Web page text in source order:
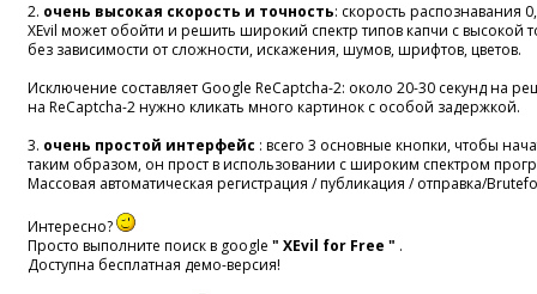
2. очень высокая скорость и точность: скорость распознавания
XEvil может обойти и решить широкий спектр типов капчи с высокой
без зависимости от сложности, искажения, шумов, шрифтов, цветов.
Исключение составляет Google ReCaptcha-2: около 20-30 секунд на
на ReCaptcha-2 нужно кликать много картинок с особой задержкой.
3. очень простой интерфейс : всего 3 основные кнопки, чтобы
таким образом, он прост в использовании с широким спектром
Массовая автоматическая регистрация / публикация / отправка/
Интересно?
Просто выполните поиск в google" XEvil for Free " .
Доступна бесплатная демо-версия!